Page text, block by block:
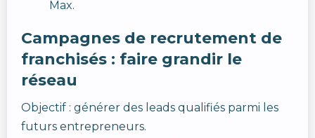
Max.
Campagnes de recrutement de
franchisés : faire grandir le
réseau
Objectif : générer des leads qualifiés parmi les
futurs entrepreneurs.